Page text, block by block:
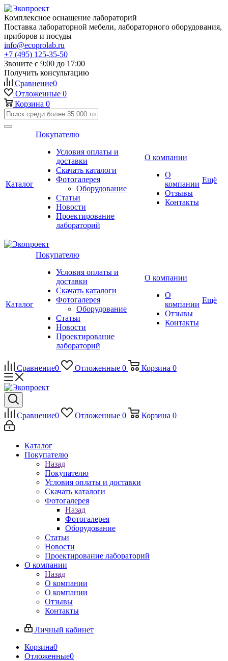
Комплексное оснащение лабораторий
Поставка лабораторной мебели, лабораторного оборудования,
приборов и посуды
info@ecoprolab.ru
+7 (495) 125-35-50
Звоните с 9:00 до 17:00
Получить консультацию
Сравнение0
Отложенные 0
Корзина 0
Каталог
Покупателю
Условия оплаты и
доставки
Скачать каталоги
Фотогалерея
Оборудование
Статьи
Новости
Проектирование
лабораторий
О компании
О
компании
Отзывы
Контакты
Ещё
Каталог
Покупателю
Условия оплаты и
доставки
Скачать каталоги
Фотогалерея
Оборудование
Статьи
Новости
Проектирование
лабораторий
О компании
О
компании
Отзывы
Контакты
Ещё
Сравнение0 Отложенные 0 Корзина 0
Сравнение0 Отложенные 0 Корзина 0
Каталог
Покупателю
Назад
Покупателю
Условия оплаты и доставки
Скачать каталоги
Фотогалерея
Назад
Фотогалерея
Оборудование
Статьи
Новости
Проектирование лабораторий
О компании
Назад
О компании
О компании
Отзывы
Контакты
Личный кабинет
Корзина0
Отложенные0